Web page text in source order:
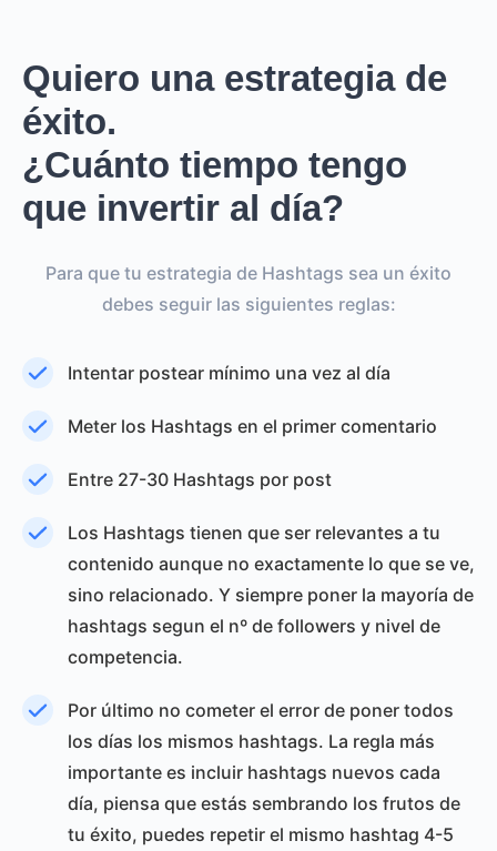
Quiero una estrategia de
éxito.
¿Cuánto tiempo tengo
que invertir al día?
Para que tu estrategia de Hashtags sea un éxito
debes seguir las siguientes reglas:
Intentar postear mínimo una vez al día
Meter los Hashtags en el primer comentario
Entre 27-30 Hashtags por post
Los Hashtags tienen que ser relevantes a tu
contenido aunque no exactamente lo que se ve,
sino relacionado. Y siempre poner la mayoría de
hashtags segun el nº de followers y nivel de
competencia.
Por último no cometer el error de poner todos
los días los mismos hashtags. La regla más
importante es incluir hashtags nuevos cada
día, piensa que estás sembrando los frutos de
tu éxito, puedes repetir el mismo hashtag 4-5